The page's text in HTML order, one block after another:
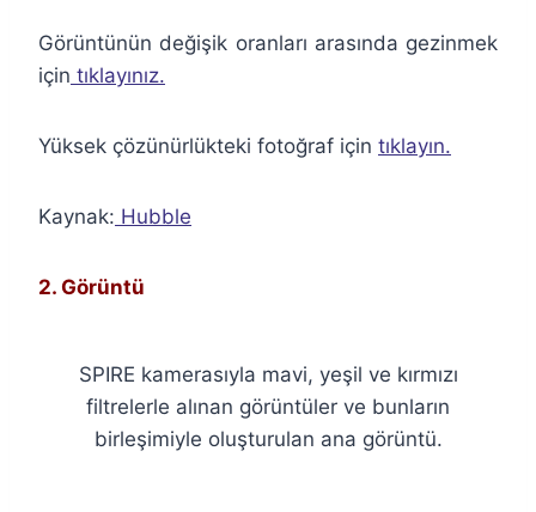
Görüntünün değişik oranları arasında gezinmek
için tıklayınız.
Yüksek çözünürlükteki fotoğraf için tıklayın.
Kaynak: Hubble
2. Görüntü
SPIRE kamerasıyla mavi, yeşil ve kırmızı
filtrelerle alınan görüntüler ve bunların
birleşimiyle oluşturulan ana görüntü.